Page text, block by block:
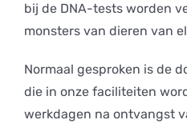
bij de DNA-tests worden
monsters van dieren van
Normaal gesproken is de
die in onze faciliteiten
werkdagen na ontvangst